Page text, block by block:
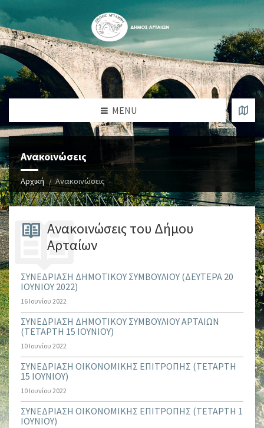
MENU
Ανακοινώσεις
Αρχική Ανακοινώσεις
Ανακοινώσεις του Δήμου
Αρταίων
ΣΥΝΕΔΡΙΑΣΗ ΔΗΜΟΤΙΚΟΥ ΣΥΜΒΟΥΛΙΟΥ (ΔΕΥΤΕΡΑ 20
ΙΟΥΝΙΟΥ 2022)
16 Ιουνίου 2022
ΣΥΝΕΔΡΙΑΣΗ ΔΗΜΟΤΙΚΟΥ ΣΥΜΒΟΥΛΙΟΥ ΑΡΤΑΙΩΝ
(ΤΕΤΑΡΤΗ 15 ΙΟΥΝΙΟΥ)
10 Ιουνίου 2022
ΣΥΝΕΔΡΙΑΣΗ ΟΙΚΟΝΟΜΙΚΗΣ ΕΠΙΤΡΟΠΗΣ (ΤΕΤΑΡΤΗ
15 ΙΟΥΝΙΟΥ)
10 Ιουνίου 2022
ΣΥΝΕΔΡΙΑΣΗ ΟΙΚΟΝΟΜΙΚΗΣ ΕΠΙΤΡΟΠΗΣ (ΤΕΤΑΡΤΗ 1
ΙΟΥΝΙΟΥ)